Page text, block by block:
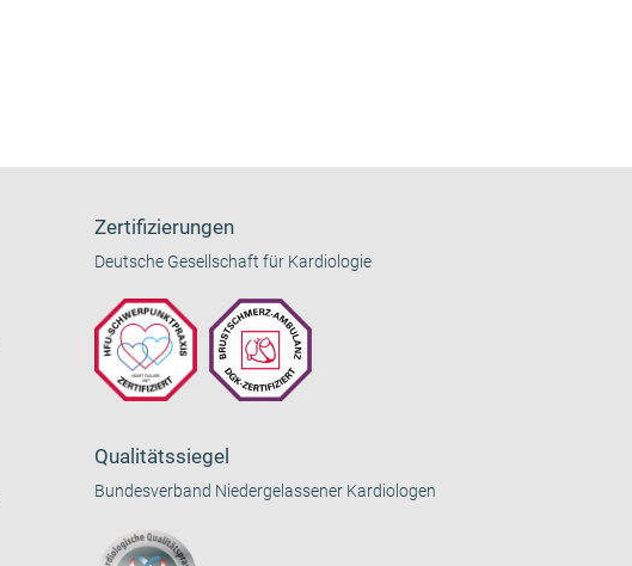
Zertifizierungen
Deutsche Gesellschaft für Kardiologie
Qualitätssiegel
Bundesverband Niedergelassener Kardiologen